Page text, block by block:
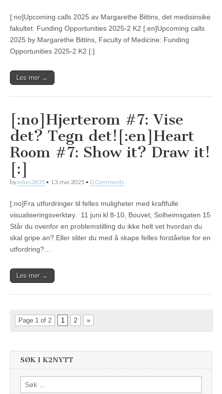
[:no]Upcoming calls 2025 av Margarethe Bittins, det medisinsike
fakultet: Funding Opportunities 2025-2 K2 [:en]Upcoming calls
2025 by Margarethe Bittins, Faculty of Medicine: Funding
Opportunities 2025-2 K2 [:]
Les mer →
[:no]Hjerterom #7: Vise
det? Tegn det![:en]Heart
Room #7: Show it? Draw it!
[:]
by inlun3835 • 13. mai 2025 • 0 Comments
[:no]Fra utfordringer til felles muligheter med kraftfulle
visualiseringsverktøy. 11 juni kl 8-10, Bouvet, Solheimsgaten 15
Står du ovenfor en problemstilling du ikke helt vet hvordan du
skal gripe an? Eller sliter du med å skape felles forståelse for en
utfordring?…
Les mer →
Page 1 of 2 1 2 »
SØK I K2NYTT
Søk
etter: